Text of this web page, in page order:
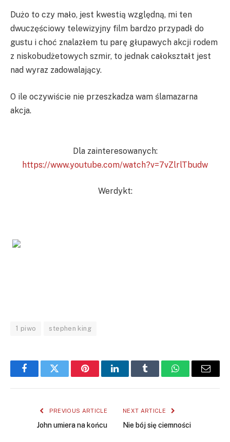
Dużo to czy mało, jest kwestią względną, mi ten
dwuczęściowy telewizyjny film bardzo przypadł do
gustu i choć znalazłem tu parę głupawych akcji rodem
z niskobudżetowych szmir, to jednak całokształt jest
nad wyraz zadowalający.
O ile oczywiście nie przeszkadza wam ślamazarna
akcja.
Dla zainteresowanych:
https://www.youtube.com/watch?v=7vZlrlTbudw
Werdykt:
1 piwo stephen king
FacebookTwitter PinterestLinkedInTumblr WhatsAppEmail
PREVIOUS ARTICLE
John umiera na końcu
NEXT ARTICLE
Nie bój się ciemności